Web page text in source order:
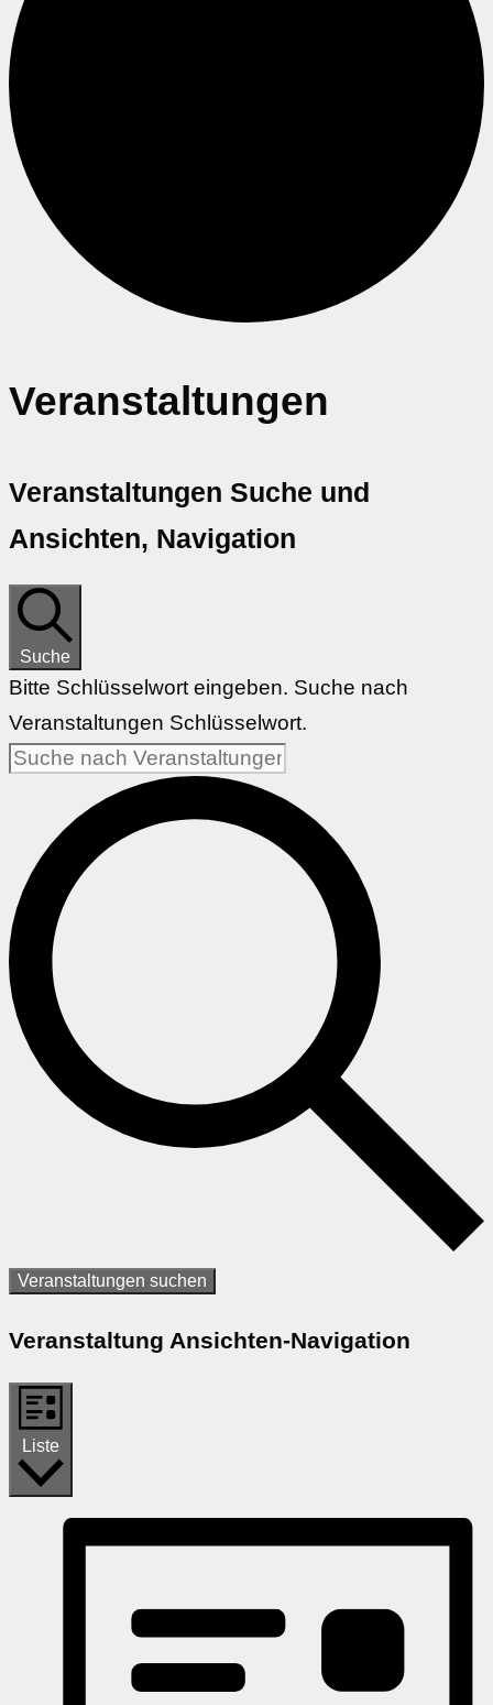
Veranstaltungen
Veranstaltungen Suche und
Ansichten, Navigation
Suche
Bitte Schlüsselwort eingeben. Suche nach
Veranstaltungen Schlüsselwort.
Veranstaltungen suchen
Veranstaltung Ansichten-Navigation
Liste